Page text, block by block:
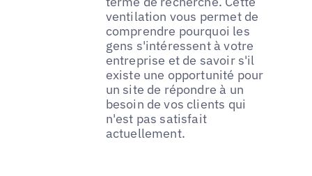
ventilation vous permet de
comprendre pourquoi les
gens s'intéressent à votre
entreprise et de savoir s'il
existe une opportunité pour
un site de répondre à un
besoin de vos clients qui
n'est pas satisfait
actuellement.